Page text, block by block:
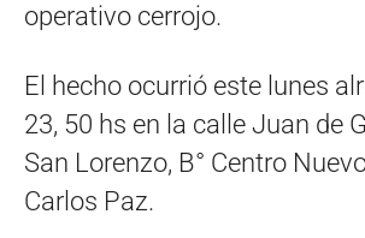
operativo cerrojo.
El hecho ocurrió este lunes
23, 50 hs en la calle Juan de
San Lorenzo, B° Centro
Carlos Paz.